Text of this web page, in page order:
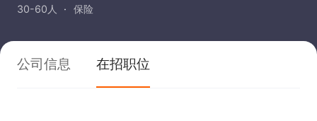
30-60人 保险
公司信息 在招职位